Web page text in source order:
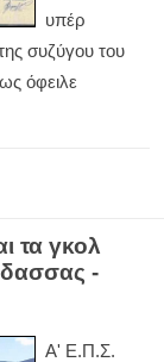
υπέρ
συζύγου του
όφειλε
τα γκολ
-
Α' Ε.Π.Σ.